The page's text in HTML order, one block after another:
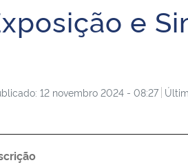
e
12 novembro 2024 - 08:27